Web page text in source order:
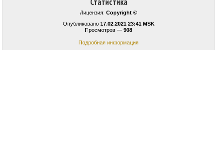
Лицензия: Copyright ©
Опубликовано 17.02.2021 23:41 MSK
Просмотров — 908
Подробная информация